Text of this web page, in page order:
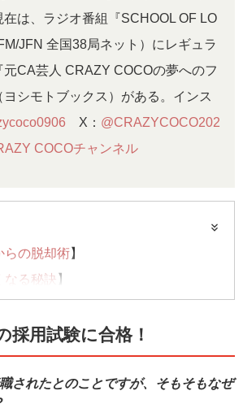
は、ラジオ番組『SCHOOL OF LO
JFN 全国38局ネット）にレギュラ
CA芸人 CRAZY COCOの夢へのフ
シモトブックス）がある。インス
X： @CRAZYCOCO202
COCOチャンネル
らの脱却術】
なる秘訣 】
資格はコレ！】
時間術】
採用試験に合格！
れたとのことですが、そもそもなぜ